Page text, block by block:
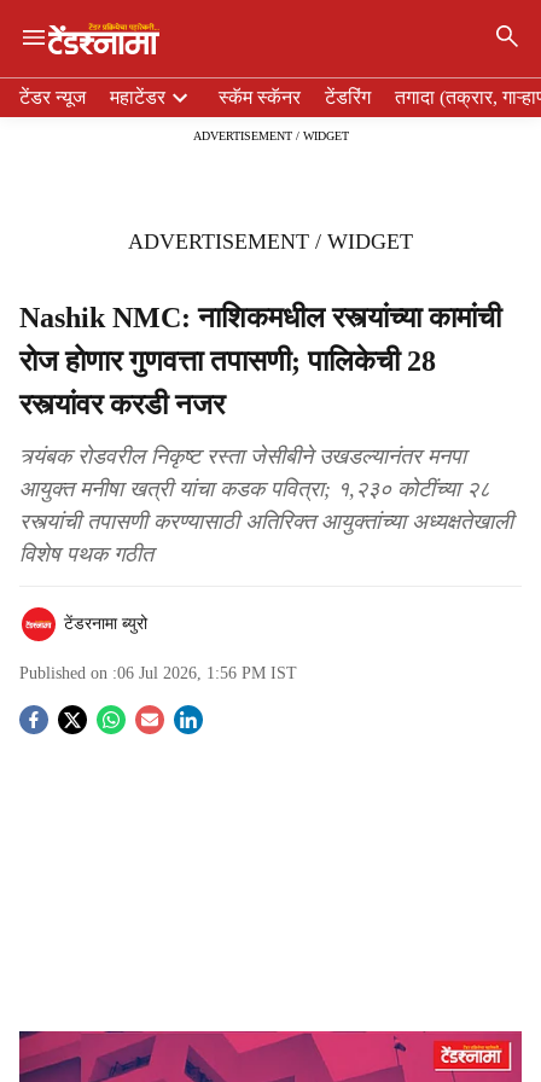
e
टेंडर न्यूज महाटेंडर स्कॅम स्कॅनर टेंडरिंग तगादा (तक्रार,
ADVERTISEMENT / WIDGET
ADVERTISEMENT / WIDGET
Nashik NMC: नाशिकमधील रस्त्यांच्या कामांची
रोज होणार गुणवत्ता तपासणी; पालिकेची 28
रस्त्यांवर करडी नजर
त्र्यंबक रोडवरील निकृष्ट रस्ता जेसीबीने उखडल्यानंतर मनपा
आयुक्त मनीषा खत्री यांचा कडक पवित्रा; १,२३० कोटींच्या २८
रस्त्यांची तपासणी करण्यासाठी अतिरिक्त आयुक्तांच्या अध्यक्षतेखाली
विशेष पथक गठीत
टेंडरनामा ब्युरो
Published on :06 Jul 2026, 1:56 PM IST
S
h
NMC, Nashik -Tendernama